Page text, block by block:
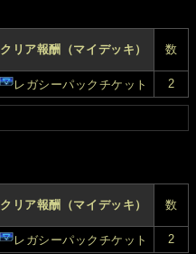
クリア報酬（マイデッキ） 数
レガシーパックチケット 2
クリア報酬（マイデッキ） 数
レガシーパックチケット 2